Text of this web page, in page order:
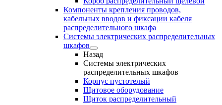
Компоненты крепления проводов,
кабельных вводов и фиксации кабеля
распределительного шкафа
Системы электрических распределительных
шкафов
Назад
Системы электрических
распределительных шкафов
Корпус пустотелый
Щитовое оборудование
Щиток распределительный